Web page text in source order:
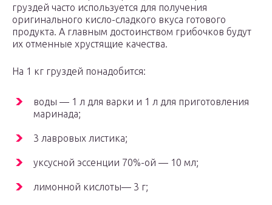
груздей часто используется для получения
оригинального кисло-сладкого вкуса готового
продукта. А главным достоинством грибочков будут
их отменные хрустящие качества.
На 1 кг груздей понадобится:
воды — 1 л для варки и 1 л для приготовления
маринада;
3 лавровых листика;
уксусной эссенции 70%-ой — 10 мл;
лимонной кислоты— 3 г;